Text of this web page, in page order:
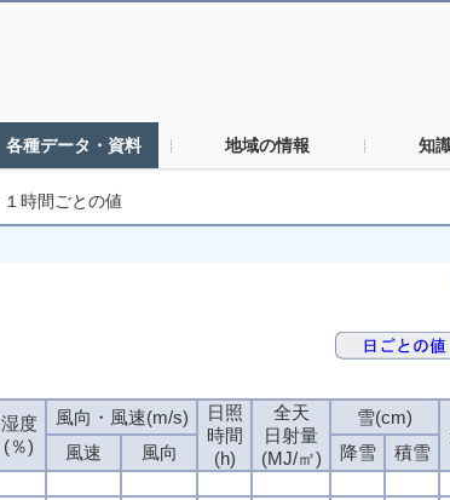
各種データ・資料 地域の情報 知
１時間ごとの値
湿度
(％)
風向・風速(m/s)
日照
時間
(h)
全天
日射量
(MJ/㎡)
雪(cm)
風速 風向 降雪
積雪
湿度
(％)
風向・風速(m/s)
日照
時間
(h)
全天
日射量
(MJ/㎡)
雪(cm)
風速 風向 降雪
積雪
湿度
(％)
風向・風速(m/s)
日照
時間
(h)
全天
日射量
(MJ/㎡)
雪(cm)
風速 風向 降雪
積雪
湿度
(％)
風向・風速(m/s)
日照
時間
(h)
全天
日射量
(MJ/㎡)
雪(cm)
風速 風向 降雪
積雪